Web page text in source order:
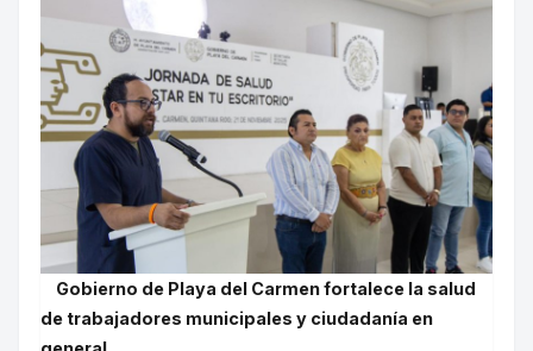
Gobierno de Playa del Carmen fortalece la salud
de trabajadores municipales y ciudadanía en